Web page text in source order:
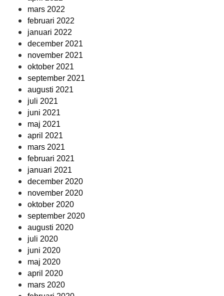
mars 2022
februari 2022
januari 2022
december 2021
november 2021
oktober 2021
september 2021
augusti 2021
juli 2021
juni 2021
maj 2021
april 2021
mars 2021
februari 2021
januari 2021
december 2020
november 2020
oktober 2020
september 2020
augusti 2020
juli 2020
juni 2020
maj 2020
april 2020
mars 2020